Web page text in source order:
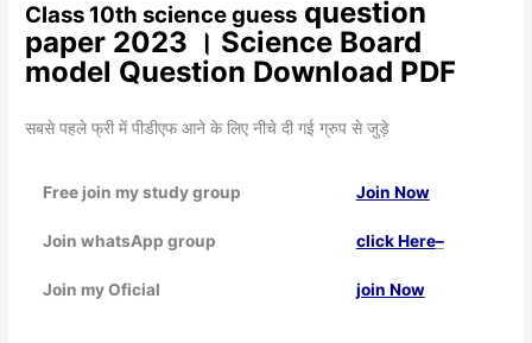
Class 10th science guess question
paper 2023 । Science Board
model Question Download PDF
सबसे पहले फ्री में पीडीएफ आने के लिए नीचे दी गई ग्रुप से जुड़े
Free join my study group Join Now
Join whatsApp group click Here–
Join my Oficial join Now